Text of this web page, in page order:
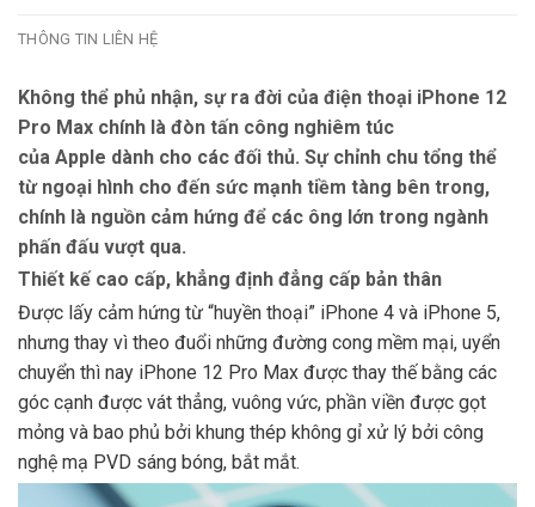
THÔNG TIN LIÊN HỆ
Không thể phủ nhận, sự ra đời của điện thoại iPhone 12
Pro Max chính là đòn tấn công nghiêm túc
của Apple dành cho các đối thủ. Sự chỉnh chu tổng thể
từ ngoại hình cho đến sức mạnh tiềm tàng bên trong,
chính là nguồn cảm hứng để các ông lớn trong ngành
phấn đấu vượt qua.
Thiết kế cao cấp, khẳng định đẳng cấp bản thân
Được lấy cảm hứng từ “huyền thoại” iPhone 4 và iPhone 5,
nhưng thay vì theo đuổi những đường cong mềm mại, uyển
chuyển thì nay iPhone 12 Pro Max được thay thế bằng các
góc cạnh được vát thẳng, vuông vức, phần viền được gọt
mỏng và bao phủ bởi khung thép không gỉ xử lý bởi công
nghệ mạ PVD sáng bóng, bắt mắt.